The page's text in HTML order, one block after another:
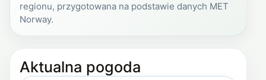
regionu, przygotowana na podstawie danych MET
Norway.
Aktualna pogoda